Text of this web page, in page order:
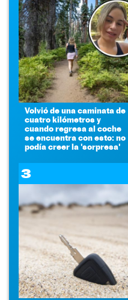
Volvió de una caminata de
cuatro kilómetros y
cuando regresa al coche
se encuentra con esto: no
podía creer la 'sorpresa'
3